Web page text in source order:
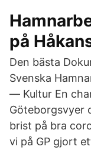
på
Den bästa
Svenska
— Kultur En
Göteborgsvyer
brist på bra
vi på GP gjort